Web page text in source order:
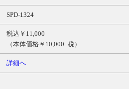
SPD-1324
税込￥11,000
（本体価格￥10,000+税）
詳細へ